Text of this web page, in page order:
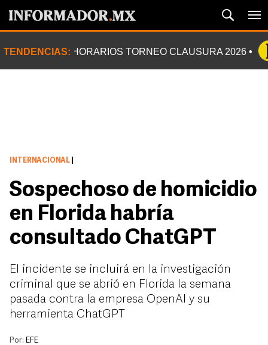
TENDENCIAS: HORARIOS TORNEO CLAUSURA 2026
INTERNACIONAL
Sospechoso de homicidio
en Florida habría
consultado ChatGPT
El incidente se incluirá en la investigación
criminal que se abrió en Florida la semana
pasada contra la empresa OpenAI y su
herramienta ChatGPT
Por: EFE